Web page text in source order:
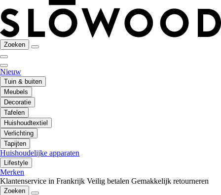
Zoeken
Nieuw
Tuin & buiten
Meubels
Decoratie
Tafelen
Huishoudtextiel
Verlichting
Tapijten
Huishoudelijke apparaten
Lifestyle
Merken
Klantenservice in Frankrijk Veilig betalen Gemakkelijk retourneren
Zoeken